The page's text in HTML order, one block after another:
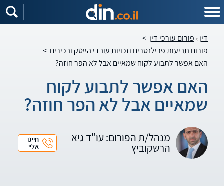
דין פורום עורכי דין >
פורום תביעות פרילנסרים וזכויות עובדי הייטק ובכירים >
האם אפשר לתבוע לקוח שמאיים אבל לא הפר חוזה?
האם אפשר לתבוע לקוח
שמאיים אבל לא הפר חוזה?
מנהל/ת הפורום: עו"ד גיא
הרשקוביץ
חייגו
אליי